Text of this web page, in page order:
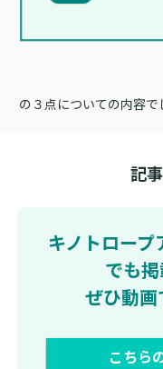
の３点についての内容で
記
キノトロー
でも掲
ぜひ動画
こちら